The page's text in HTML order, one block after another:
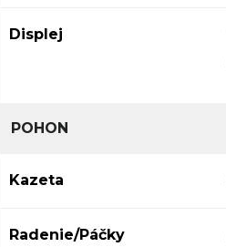
Displej
POHON
Kazeta
Radenie/Páčky